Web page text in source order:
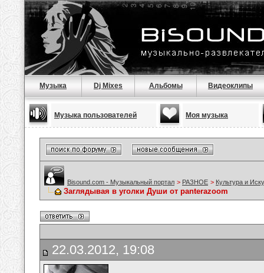
Музыка Dj Mixes Альбомы Видеоклипы
Музыка пользователей Моя музыка
Bisound.com - Музыкальный портал > РАЗНОЕ > Культура и
Заглядывая в уголки Души от panterazoom
22.03.2012, 19:08